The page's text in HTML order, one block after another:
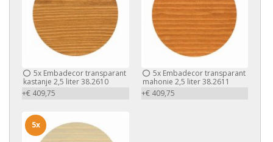
5x Embadecor transparant
kastanje 2,5 liter 38.2610
+€ 409,75
5xEmbadecor transparant
mahonie 2,5 liter 38.2611
+€ 409,75
5x